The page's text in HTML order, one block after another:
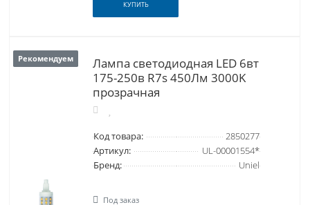
КУПИТЬ
Рекомендуем
Лампа светодиодная LED 6вт
175-250в R7s 450Лм 3000K
прозрачная
Код товара:
2850277
Артикул:
UL-00001554*
Бренд:
Uniel
Под заказ